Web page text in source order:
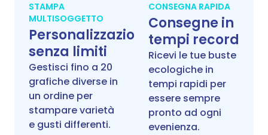
STAMPA
MULTISOGGETTO
Personalizzazione
senza limiti
Gestisci fino a 20
grafiche diverse in
un ordine per
stampare varietà
e gusti differenti.
CONSEGNA RAPIDA
Consegne in
tempi record
Ricevi le tue buste
ecologiche in
tempi rapidi per
essere sempre
pronto ad ogni
evenienza.